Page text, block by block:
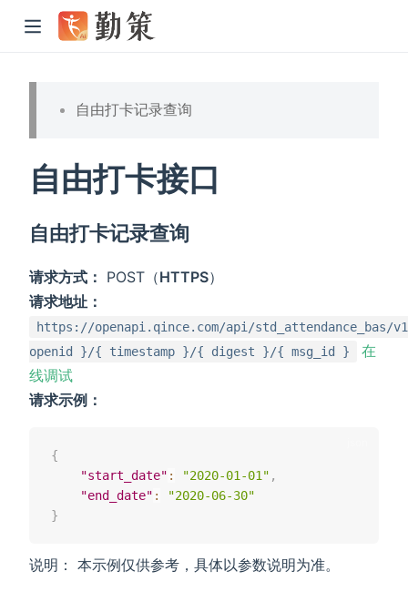
自由打卡记录查询
自由打卡接口
自由打卡记录查询
请求方式： POST（HTTPS）
请求地址：
https://openapi.qince.com/api/std_attendance_bas/
openid }/{ timestamp }/{ digest }/{ msg_id }
在
线调试
请求示例：
{
"start_date" : "2020-01-01" ,
"end_date" :
"2020-06-30"
}
说明： 本示例仅供参考，具体以参数说明为准。